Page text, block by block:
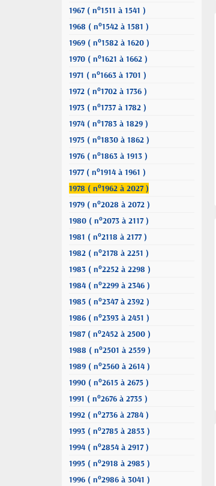
1967 ( n°1511 à 1541 )
1968 ( n°1542 à 1581 )
1969 ( n°1582 à 1620 )
1970 ( n°1621 à 1662 )
1971 ( n°1663 à 1701 )
1972 ( n°1702 à 1736 )
1973 ( n°1737 à 1782 )
1974 ( n°1783 à 1829 )
1975 ( n°1830 à 1862 )
1976 ( n°1863 à 1913 )
1977 ( n°1914 à 1961 )
1978 ( n°1962 à 2027 )
1979 ( n°2028 à 2072 )
1980 ( n°2073 à 2117 )
1981 ( n°2118 à 2177 )
1982 ( n°2178 à 2251 )
1983 ( n°2252 à 2298 )
1984 ( n°2299 à 2346 )
1985 ( n°2347 à 2392 )
1986 ( n°2393 à 2451 )
1987 ( n°2452 à 2500 )
1988 ( n°2501 à 2559 )
1989 ( n°2560 à 2614 )
1990 ( n°2615 à 2675 )
1991 ( n°2676 à 2735 )
1992 ( n°2736 à 2784 )
1993 ( n°2785 à 2853 )
1994 ( n°2854 à 2917 )
1995 ( n°2918 à 2985 )
1996 ( n°2986 à 3041 )